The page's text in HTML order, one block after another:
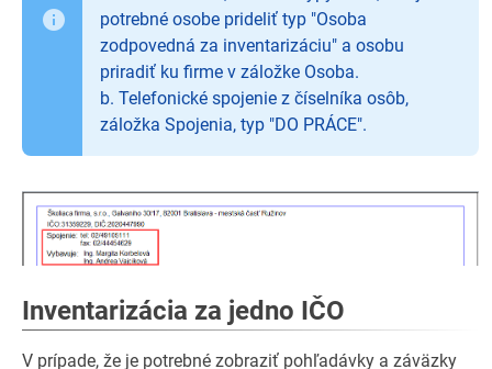
potrebné osobe prideliť typ "Osoba
zodpovedná za inventarizáciu" a osobu
priradiť ku firme v záložke Osoba.
b. Telefonické spojenie z číselníka osôb,
záložka Spojenia, typ "DO PRÁCE".
Inventarizácia za jedno IČO
V prípade, že je potrebné zobraziť pohľadávky a záväzky